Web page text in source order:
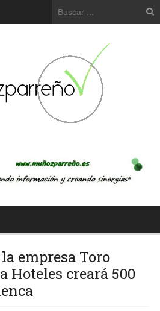
empresa Toro
Hoteles creará 500